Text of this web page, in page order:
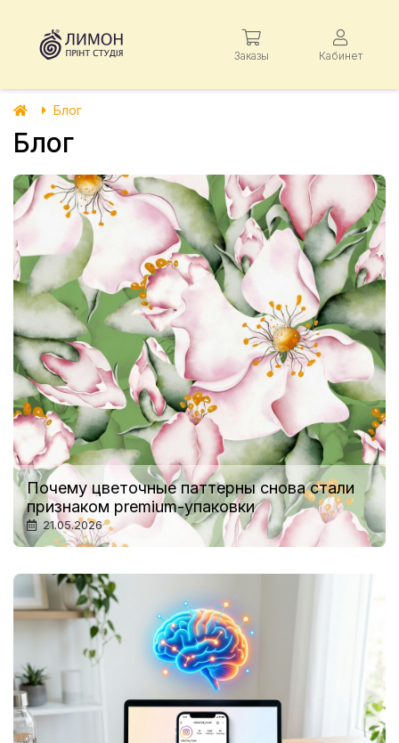
Заказы Кабинет
Блог
Блог
Почему цветочные паттерны снова стали
признаком premium-упаковки
21.05.2026